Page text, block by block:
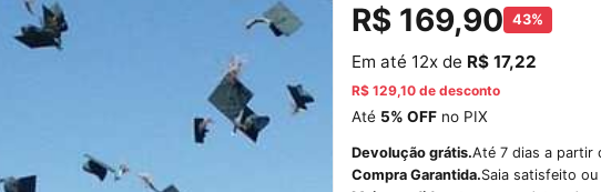
R$ 169,90 43%
Em até 12x de R$ 17,22
R$ 129,10 de desconto
Até 5% OFF no PIX
Devolução grátis.Até 7 dias a partir
Compra Garantida.Saia satisfeito